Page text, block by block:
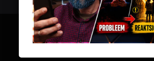
Vanglaplaneet - Vastupanu Vaim